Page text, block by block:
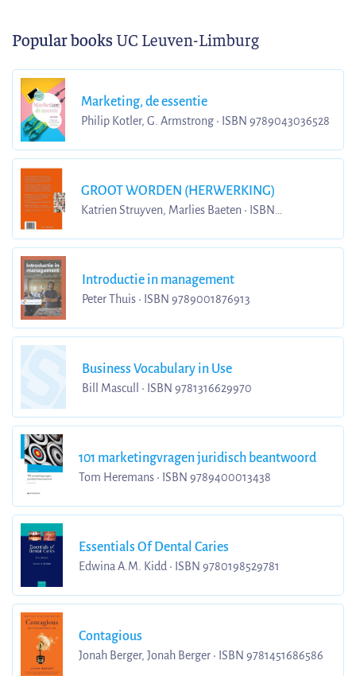
Popular books UC Leuven-Limburg
Marketing, de essentie
Philip Kotler, G. Armstrong • ISBN 9789043036528
GROOT WORDEN (HERWERKING)
Katrien Struyven, Marlies Baeten • ISBN
Introductie in management
Peter Thuis • ISBN 9789001876913
Business Vocabulary in Use
Bill Mascull • ISBN 9781316629970
101 marketingvragen juridisch beantwoord
Tom Heremans • ISBN 9789400013438
Essentials Of Dental Caries
Edwina A.M. Kidd • ISBN 9780198529781
Contagious
Jonah Berger, Jonah Berger • ISBN 9781451686586